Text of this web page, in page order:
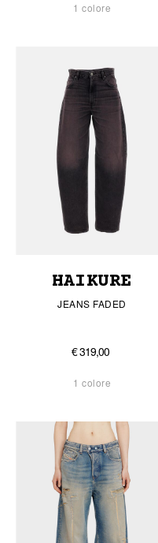
1 colore
HAIKURE
JEANS FADED
€ 319,00
1 colore